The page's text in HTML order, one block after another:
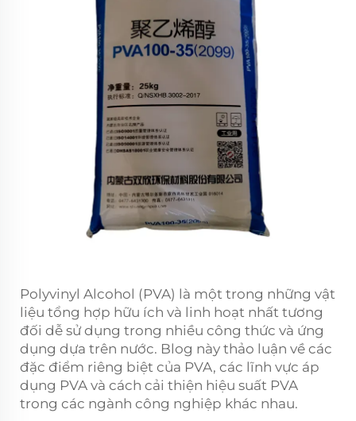
Polyvinyl Alcohol (PVA) là một trong những vật
liệu tổng hợp hữu ích và linh hoạt nhất tương
đối dễ sử dụng trong nhiều công thức và ứng
dụng dựa trên nước. Blog này thảo luận về các
đặc điểm riêng biệt của PVA, các lĩnh vực áp
dụng PVA và cách cải thiện hiệu suất PVA
trong các ngành công nghiệp khác nhau.